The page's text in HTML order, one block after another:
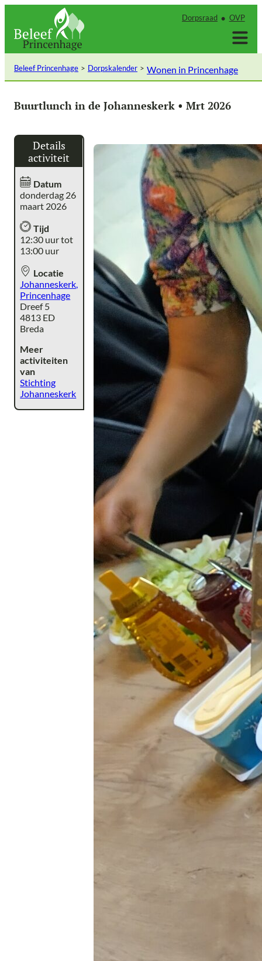
inhoud
Dorpsraad OVP
Beleef Princenhage Dorpskalender Wonen in Princenhage
Buurtlunch in de Johanneskerk • Mrt 2026
Details
activiteit
Datum
donderdag 26
maart 2026
Tijd
12:30 uur tot
13:00 uur
Locatie
Johanneskerk,
Princenhage
Dreef 5
4813 ED
Breda
Meer
activiteiten
van
Stichting
Johanneskerk